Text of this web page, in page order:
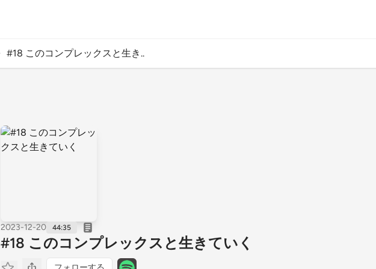
#18 このコンプレックスと生き..
2023-12-20 44:35
#18 このコンプレックスと生きていく